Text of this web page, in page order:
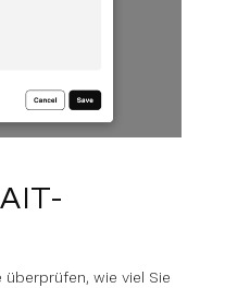
wie viel Sie